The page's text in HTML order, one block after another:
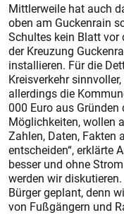
Mittlerweile hat auch
oben am Guckenrain
Schultes kein Blatt vor
der Kreuzung
installieren. Für die
Kreisverkehr
allerdings die
000 Euro aus
Möglichkeiten, wollen
Zahlen, Daten, Fakten
entscheiden“, erklärte
besser und ohne
werden wir
Bürger ge­plant, denn
von Fußgängern und